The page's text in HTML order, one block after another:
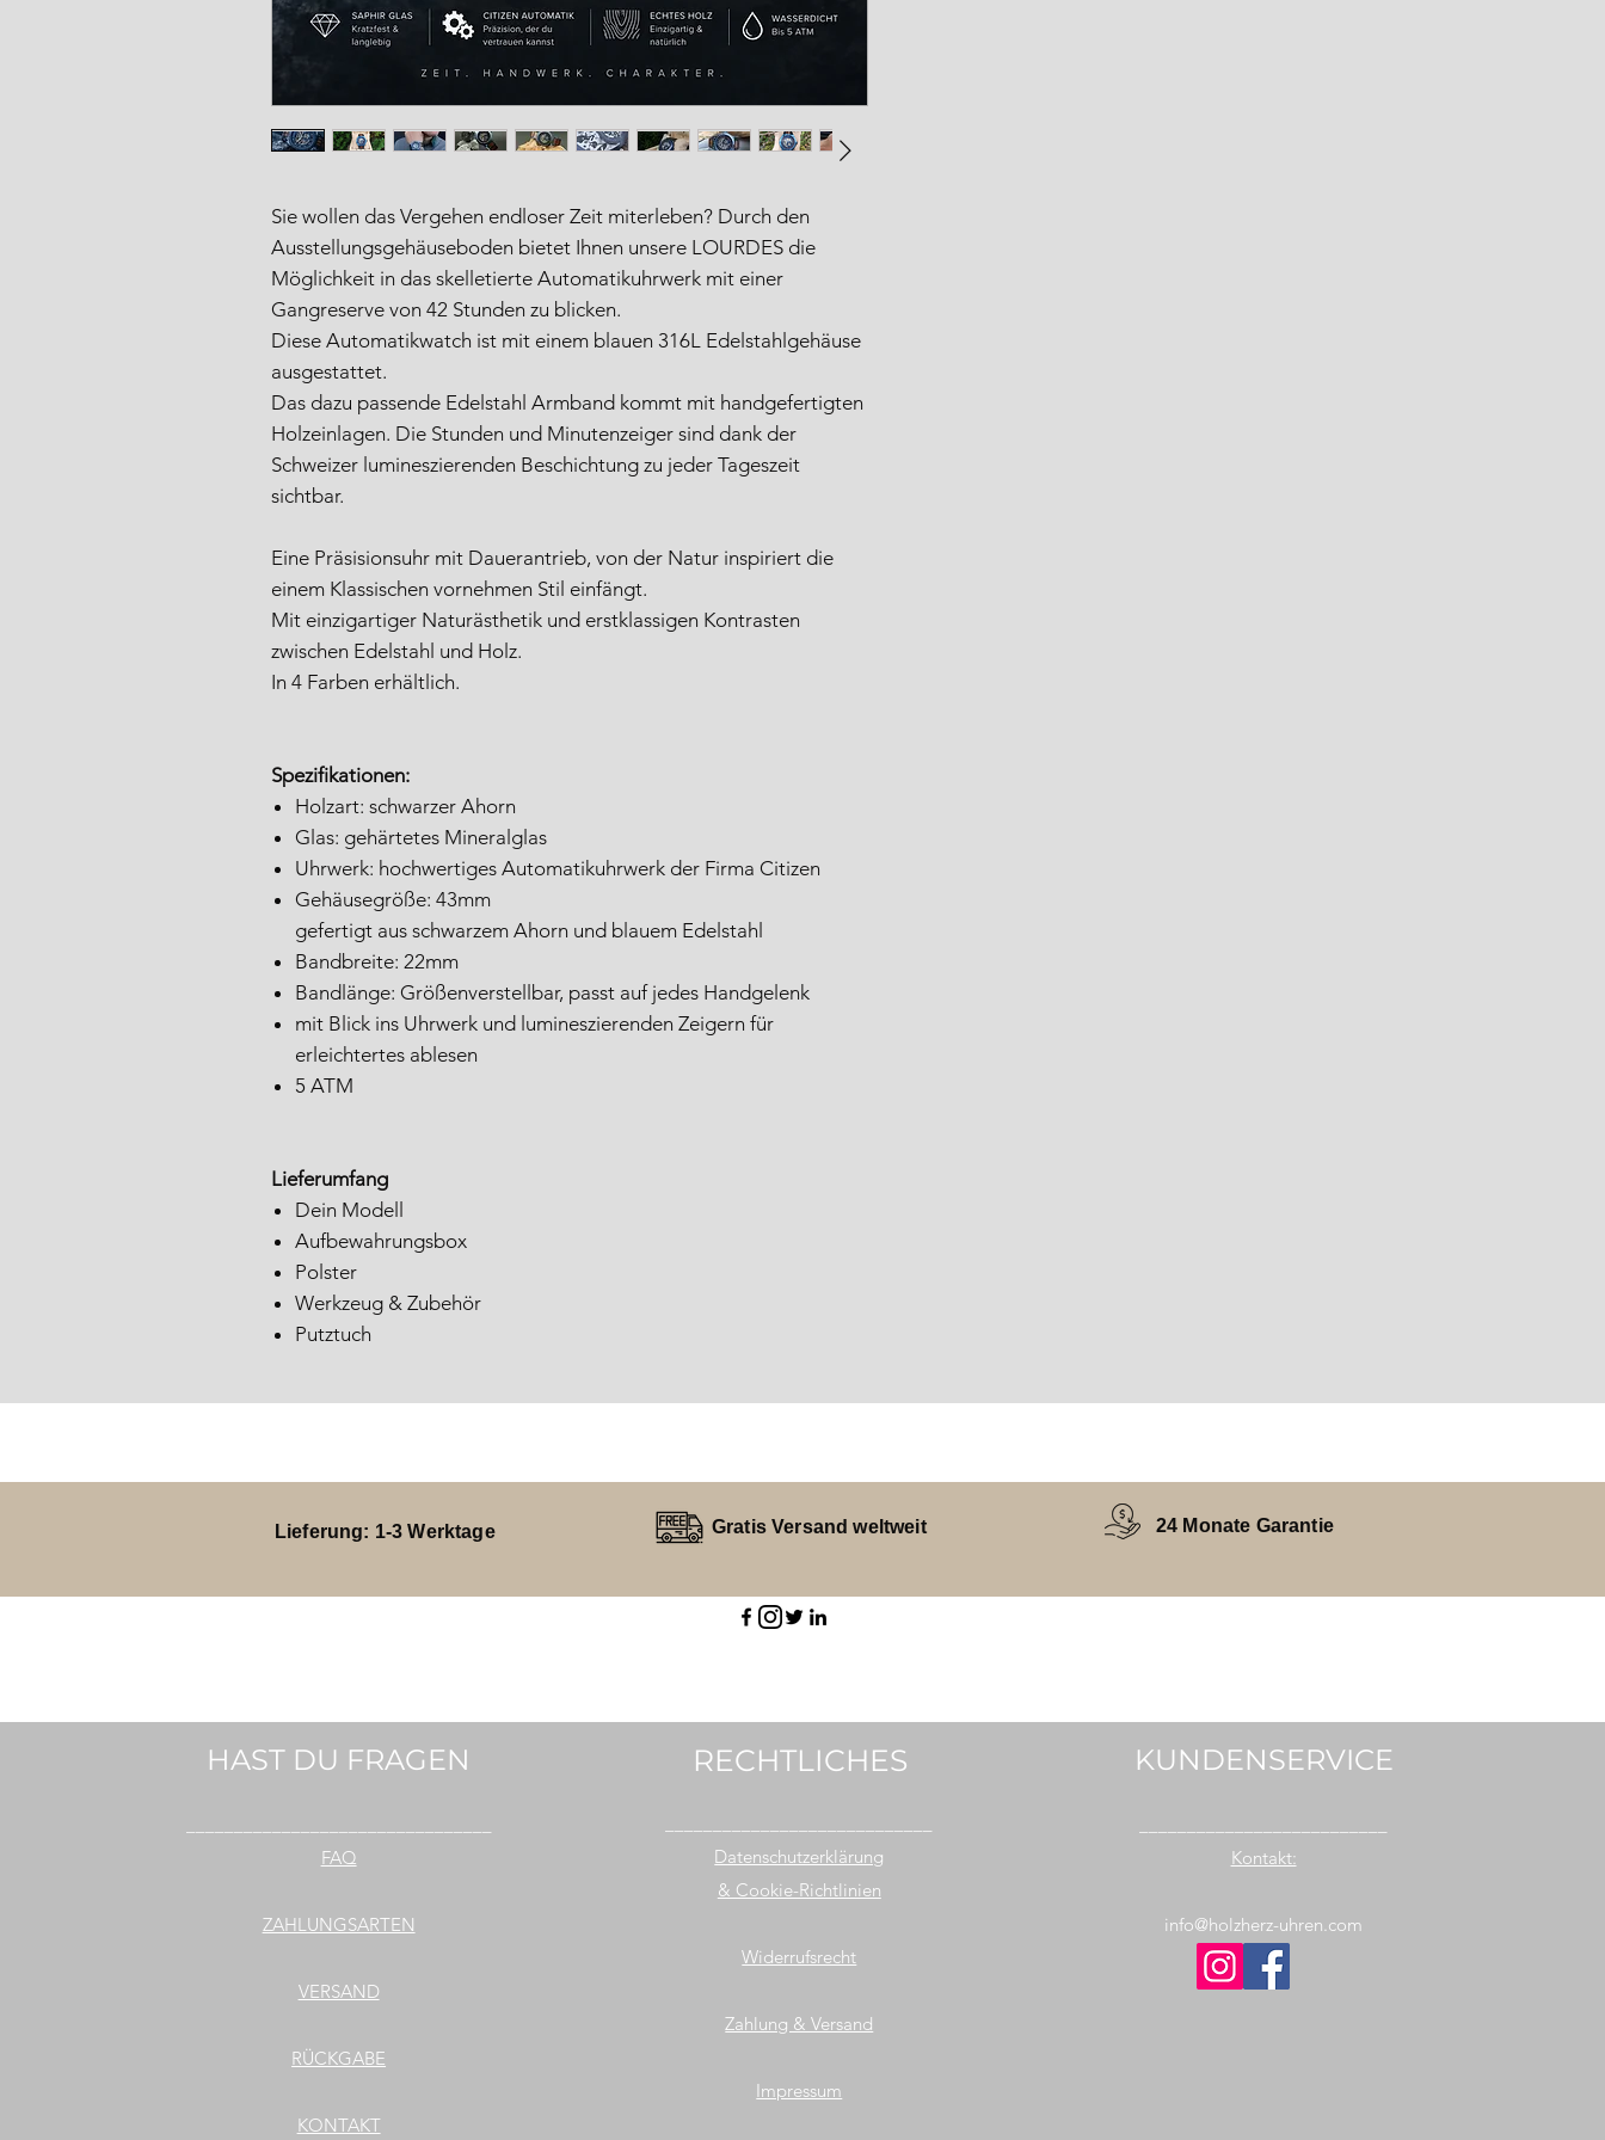
Sie wollen das Vergehen endloser Zeit miterleben? Durch den
Ausstellungsgehäuseboden bietet Ihnen unsere LOURDES die
Möglichkeit in das skelletierte Automatikuhrwerk mit einer
Gangreserve von 42 Stunden zu blicken.
Diese Automatikwatch ist mit einem blauen 316L Edelstahlgehäuse
ausgestattet.
Das dazu passende Edelstahl Armband kommt mit handgefertigten
Holzeinlagen. Die Stunden und Minutenzeiger sind dank der
Schweizer lumineszierenden Beschichtung zu jeder Tageszeit
sichtbar.
Eine Präsisionsuhr mit Dauerantrieb, von der Natur inspiriert die
einem Klassischen vornehmen Stil einfängt.
Mit einzigartiger Naturästhetik und erstklassigen Kontrasten
zwischen Edelstahl und Holz.
In 4 Farben erhältlich.
Spezifikationen:
Holzart: schwarzer Ahorn
Glas: gehärtetes Mineralglas
Uhrwerk: hochwertiges Automatikuhrwerk der Firma Citizen
Gehäusegröße: 43mm
gefertigt aus schwarzem Ahorn und blauem Edelstahl
Bandbreite: 22mm
Bandlänge: Größenverstellbar, passt auf jedes Handgelenk
mit Blick ins Uhrwerk und lumineszierenden Zeigern für
erleichtertes ablesen
5 ATM
Lieferumfang
Dein Modell
Aufbewahrungsbox
Polster
Werkzeug & Zubehör
Putztuch
Lieferung: 1-3 Werktage Gratis Versand weltweit 24 Monate Garantie
HAST DU FRAGEN
FAQ
ZAHLUNGSARTEN
VERSAND
RÜCKGABE
KONTAKT
RECHTLICHES
Datenschutzerklärung
& Cookie-Richtlinien
Widerrufsrecht
Zahlung & Versand
Impressum
KUNDENSERVICE
Kontakt:
info@holzherz-uhren.com